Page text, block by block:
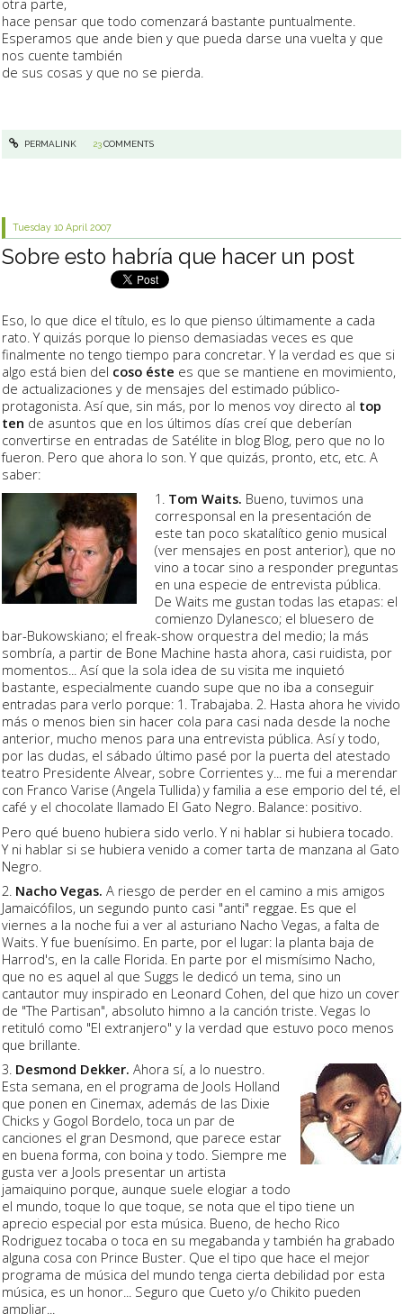
otra parte,
hace pensar que todo comenzará bastante puntualmente.
Esperamos que ande bien y que pueda darse una vuelta y que
nos cuente también
de sus cosas y que no se pierda.
PERMALINK 23COMMENTS
Tuesday 10 April 2007
Sobre esto habría que hacer un post
Eso, lo que dice el título, es lo que pienso últimamente a cada
rato. Y quizás porque lo pienso demasiadas veces es que
finalmente no tengo tiempo para concretar. Y la verdad es que si
algo está bien del coso éste es que se mantiene en movimiento,
de actualizaciones y de mensajes del estimado público-
protagonista. Así que, sin más, por lo menos voy directo al top
ten de asuntos que en los últimos días creí que deberían
convertirse en entradas de Satélite in blog Blog, pero que no lo
fueron. Pero que ahora lo son. Y que quizás, pronto, etc, etc. A
saber:
1. Tom Waits. Bueno, tuvimos una
corresponsal en la presentación de
este tan poco skatalítico genio musical
(ver mensajes en post anterior), que no
vino a tocar sino a responder preguntas
en una especie de entrevista pública.
De Waits me gustan todas las etapas: el
comienzo Dylanesco; el bluesero de
bar-Bukowskiano; el freak-show orquestra del medio; la más
sombría, a partir de Bone Machine hasta ahora, casi ruidista, por
momentos... Así que la sola idea de su visita me inquietó
bastante, especialmente cuando supe que no iba a conseguir
entradas para verlo porque: 1. Trabajaba. 2. Hasta ahora he vivido
más o menos bien sin hacer cola para casi nada desde la noche
anterior, mucho menos para una entrevista pública. Así y todo,
por las dudas, el sábado último pasé por la puerta del atestado
teatro Presidente Alvear, sobre Corrientes y... me fui a merendar
con Franco Varise (Angela Tullida) y familia a ese emporio del té, el
café y el chocolate llamado El Gato Negro. Balance: positivo.
Pero qué bueno hubiera sido verlo. Y ni hablar si hubiera tocado.
Y ni hablar si se hubiera venido a comer tarta de manzana al Gato
Negro.
2. Nacho Vegas. A riesgo de perder en el camino a mis amigos
Jamaicófilos, un segundo punto casi "anti" reggae. Es que el
viernes a la noche fui a ver al asturiano Nacho Vegas, a falta de
Waits. Y fue buenísimo. En parte, por el lugar: la planta baja de
Harrod's, en la calle Florida. En parte por el mismísimo Nacho,
que no es aquel al que Suggs le dedicó un tema, sino un
cantautor muy inspirado en Leonard Cohen, del que hizo un cover
de "The Partisan", absoluto himno a la canción triste. Vegas lo
retituló como "El extranjero" y la verdad que estuvo poco menos
que brillante.
3. Desmond Dekker. Ahora sí, a lo nuestro.
Esta semana, en el programa de Jools Holland
que ponen en Cinemax, además de las Dixie
Chicks y Gogol Bordelo, toca un par de
canciones el gran Desmond, que parece estar
en buena forma, con boina y todo. Siempre me
gusta ver a Jools presentar un artista
jamaiquino porque, aunque suele elogiar a todo
el mundo, toque lo que toque, se nota que el tipo tiene un
aprecio especial por esta música. Bueno, de hecho Rico
Rodriguez tocaba o toca en su megabanda y también ha grabado
alguna cosa con Prince Buster. Que el tipo que hace el mejor
programa de música del mundo tenga cierta debilidad por esta
música, es un honor... Seguro que Cueto y/o Chikito pueden
ampliar...